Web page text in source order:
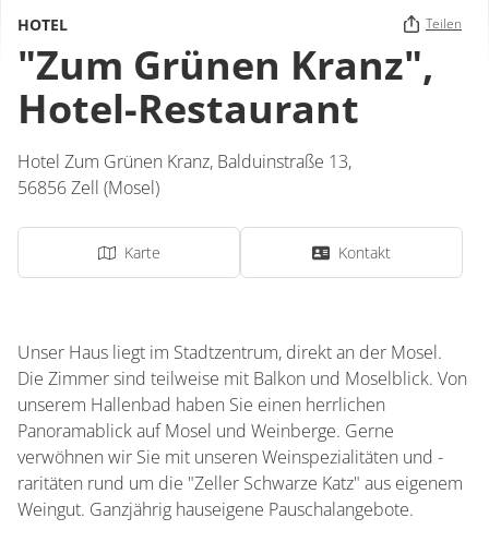
HOTEL Teilen
"Zum Grünen Kranz",
Hotel-Restaurant
Hotel Zum Grünen Kranz, Balduinstraße 13,
56856Zell (Mosel)
Karte Kontakt
Unser Haus liegt im Stadtzentrum, direkt an der Mosel.
Die Zimmer sind teilweise mit Balkon und Moselblick. Von
unserem Hallenbad haben Sie einen herrlichen
Panoramablick auf Mosel und Weinberge. Gerne
verwöhnen wir Sie mit unseren Weinspezialitäten und -
raritäten rund um die "Zeller Schwarze Katz" aus eigenem
Weingut. Ganzjährig hauseigene Pauschalangebote.